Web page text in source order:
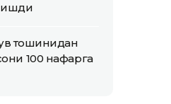
тошқинидан
100 нафарга